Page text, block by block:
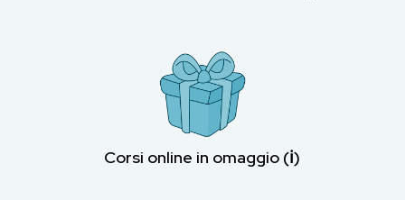
Corsi online in omaggio (ℹ︎)